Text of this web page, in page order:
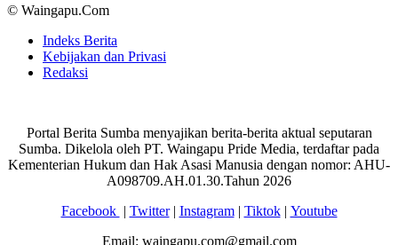
© Waingapu.Com
Indeks Berita
Kebijakan dan Privasi
Redaksi
Portal Berita Sumba menyajikan berita-berita aktual seputaran
Sumba. Dikelola oleh PT. Waingapu Pride Media, terdaftar pada
Kementerian Hukum dan Hak Asasi Manusia dengan nomor: AHU-
A098709.AH.01.30.Tahun 2026
Facebook | Twitter| Instagram| Tiktok| Youtube
Email: waingapu.com@gmail.com